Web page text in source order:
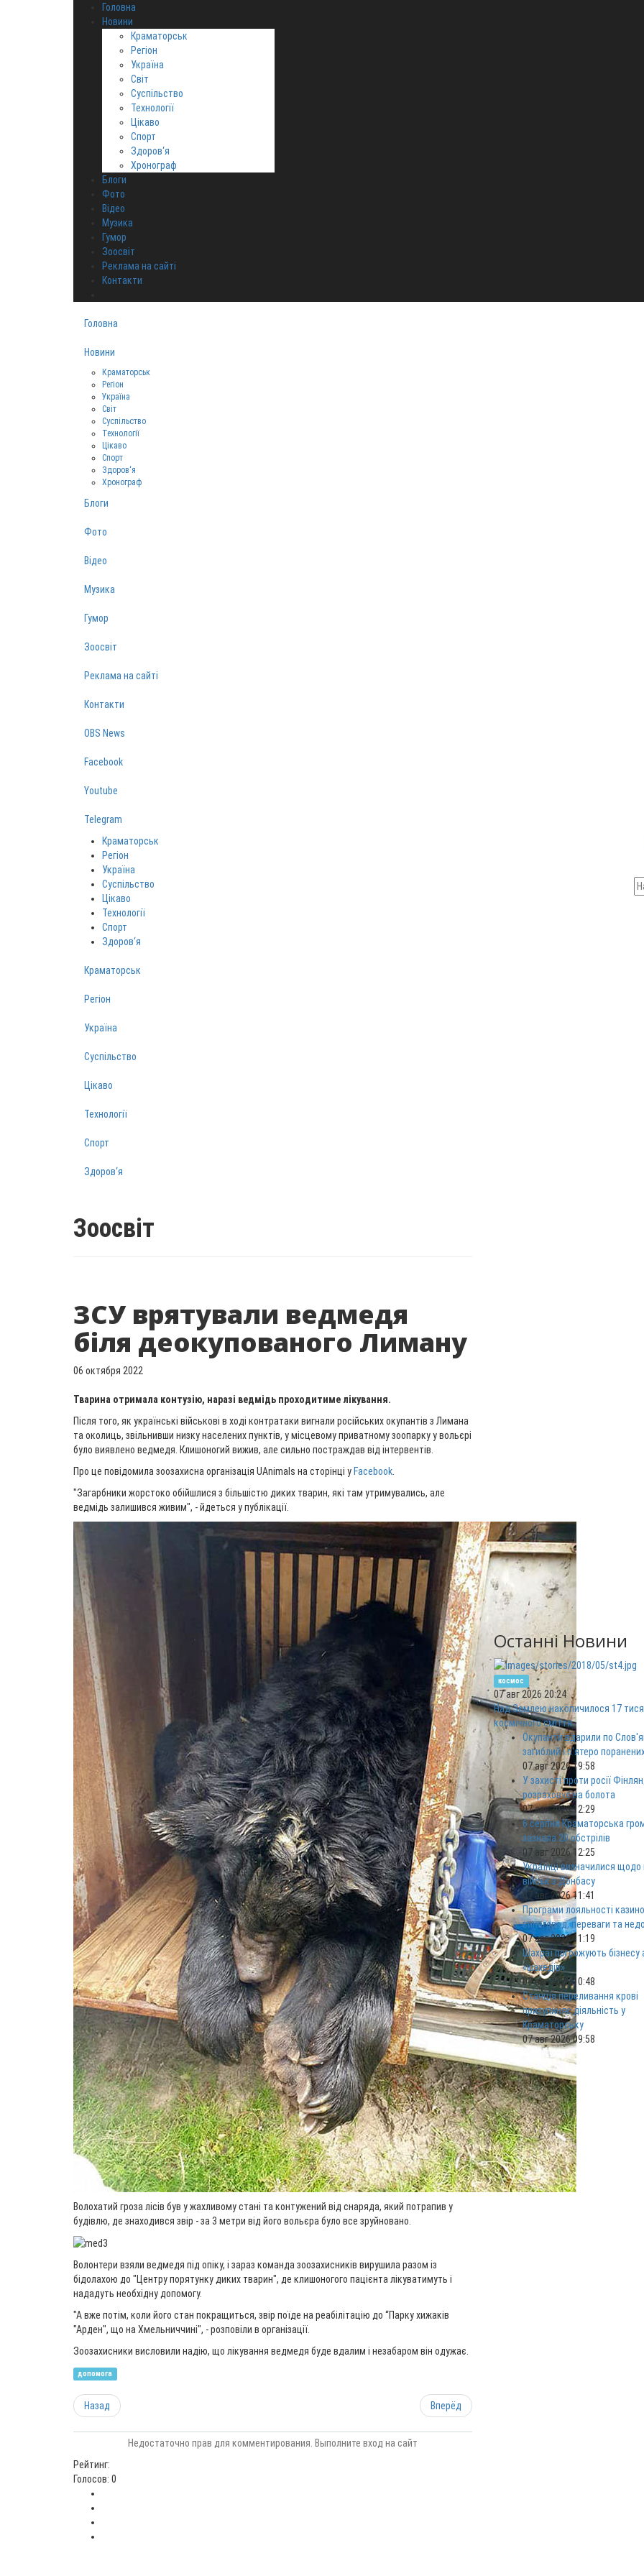
Головна
Новини
Краматорськ
Регіон
Україна
Світ
Суспільство
Технології
Цікаво
Спорт
Здоров‘я
Хронограф
Блоги
Фото
Відео
Музика
Гумор
Зоосвіт
Реклама на сайті
Контакти
Головна
Новини
Краматорськ
Регіон
Україна
Світ
Суспільство
Технології
Цікаво
Спорт
Здоров‘я
Хронограф
Блоги
Фото
Відео
Музика
Гумор
Зоосвіт
Реклама на сайті
Контакти
OBS News
Facebook
Youtube
Telegram
Краматорськ
Регіон
Україна
Суспільство
Цікаво
Технології
Спорт
Здоров‘я
Краматорськ
Регіон
Україна
Суспільство
Цікаво
Технології
Спорт
Здоров‘я
Зоосвіт
ЗСУ врятували ведмедя
біля деокупованого Лиману
06 октября 2022
Тварина отримала контузію, наразі ведмідь проходитиме лікування.
Після того, як українські військові в ході контратаки вигнали російських окупантів з Лимана
та околиць, звільнивши низку населених пунктів, у місцевому приватному зоопарку у вольєрі
було виявлено ведмедя. Клишоногий вижив, але сильно постраждав від інтервентів.
Про це повідомила зоозахисна організація UAnimals на сторінці у Facebook
"Загарбники жорстоко обійшлися з більшістю диких тварин, які там утримувались, але
ведмідь залишився живим", - йдеться у публікації.
Волохатий гроза лісів був у жахливому стані та контужений від снаряда, який потрапив у
будівлю, де знаходився звір - за 3 метри від його вольєра було все зруйновано.
Волонтери взяли ведмедя під опіку, і зараз команда зоозахисників вирушила разом із
бідолахою до "Центру порятунку диких тварин", де клишоногого пацієнта лікуватимуть і
нададуть необхідну допомогу.
"А вже потім, коли його стан покращиться, звір поїде на реабілітацію до “Парку хижаків
"Арден", що на Хмельниччині", - розповіли в організації.
Зоозахисники висловили надію, що лікування ведмедя буде вдалим і незабаром він одужає.
допомога
Назад Вперёд
Недостаточно прав для комментирования. Выполните вход на сайт
Рейтинг:
Голосов: 0
Останні Новини
космос
07 авг 2026 20:24
Над Землею накопичилося 17
космічного сміття
Окупанти вдарили по
загиблий і п'ятеро
07 авг 2026 19:58
У захисті проти росії
розраховує на болота
07 авг 2026 12:29
6 серпня Краматорська
зазнала 20 обстрілів
07 авг 2026 12:25
Українці визначилися щодо
військ з Донбасу
07 авг 2026 11:41
Програми лояльності
винагород, переваги та
07 авг 2026 11:19
Шахраї погрожують бізнесу
«шахедів»
07 авг 2026 10:48
Станція переливання крові
призупиняє діяльність у
Краматорську
07 авг 2026 09:58